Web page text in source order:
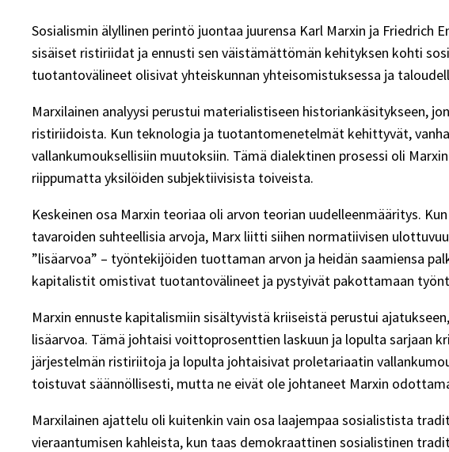
Sosialismin älyllinen perintö juontaa juurensa Karl Marxin ja
sisäiset ristiriidat ja ennusti sen väistämättömän kehityksen kohti
tuotantovälineet olisivat yhteiskunnan yhteisomistuksessa ja
Marxilainen analyysi perustui materialistiseen historiankäsitykseen,
ristiriidoista. Kun teknologia ja tuotantomenetelmät kehittyvät,
vallankumouksellisiin muutoksiin. Tämä dialektinen prosessi oli
riippumatta yksilöiden subjektiivisista toiveista.
Keskeinen osa Marxin teoriaa oli arvon teorian uudelleenmääritys.
tavaroiden suhteellisia arvoja, Marx liitti siihen normatiivisen
”lisäarvoa” – työntekijöiden tuottaman arvon ja heidän saamiensa
kapitalistit omistivat tuotantovälineet ja pystyivät pakottamaan
Marxin ennuste kapitalismiin sisältyvistä kriiseistä perustui
lisäarvoa. Tämä johtaisi voittoprosenttien laskuun ja lopulta sarjaan
järjestelmän ristiriitoja ja lopulta johtaisivat proletariaatin
toistuvat säännöllisesti, mutta ne eivät ole johtaneet Marxin
Marxilainen ajattelu oli kuitenkin vain osa laajempaa sosialistista
vieraantumisen kahleista, kun taas demokraattinen sosialistinen